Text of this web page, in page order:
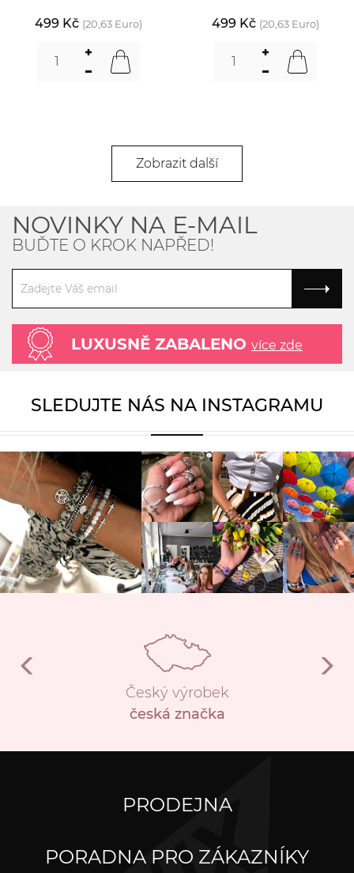
499 Kč (20,63 Euro) 499 Kč (20,63 Euro)
Zobrazit další
NOVINKY NA E-MAIL
BUĎTE O KROK NAPŘED!
LUXUSNĚ ZABALENO více zde
SLEDUJTE NÁS NA INSTAGRAMU
Český výrobek
česká značka
PRODEJNA
PORADNA PRO ZÁKAZNÍKY